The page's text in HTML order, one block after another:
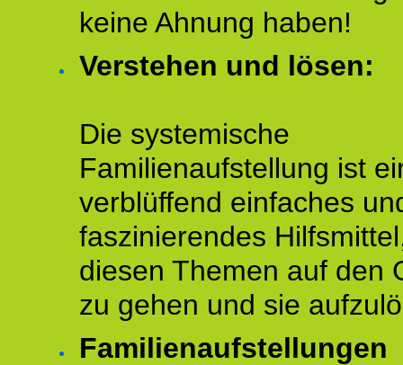
keine Ahnung haben!
Verstehen und lösen:
Die systemische
Familienaufstellung ist
verblüffend einfaches
faszinierendes
diesen Themen auf den
zu gehen und sie
Familienaufstellungen